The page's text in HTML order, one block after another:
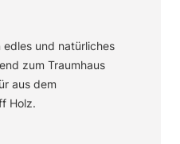
edles und natürliches
zum Traumhaus
aus dem
Holz.